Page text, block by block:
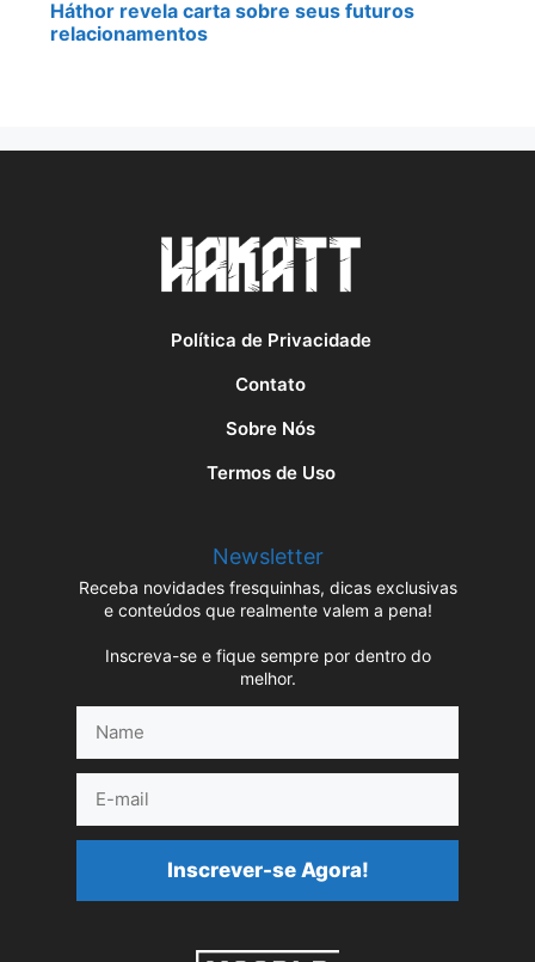
Háthor revela carta sobre seus futuros
relacionamentos
Política de Privacidade
Contato
Sobre Nós
Termos de Uso
Newsletter
Receba novidades fresquinhas, dicas exclusivas
e conteúdos que realmente valem a pena!
Inscreva-se e fique sempre por dentro do
melhor.
mail
Inscrever-se Agora!